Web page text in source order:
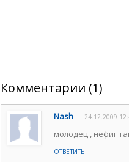
Комментарии (1)
Nash 24.12.2009
молодец , нефиг
ОТВЕТИТЬ